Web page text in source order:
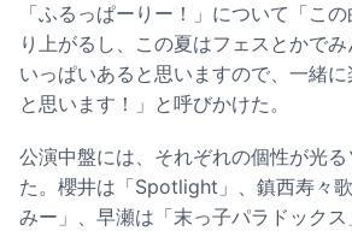
「ふるっぱーりー！」について「こ
り上がるし、この夏はフェスとかで
いっぱいあると思いますので、一緒
と思います！」と呼びかけた。
公演中盤には、それぞれの個性が光
た。櫻井は「Spotlight」、鎮西寿々
みー」、早瀬は「末っ子パラドック